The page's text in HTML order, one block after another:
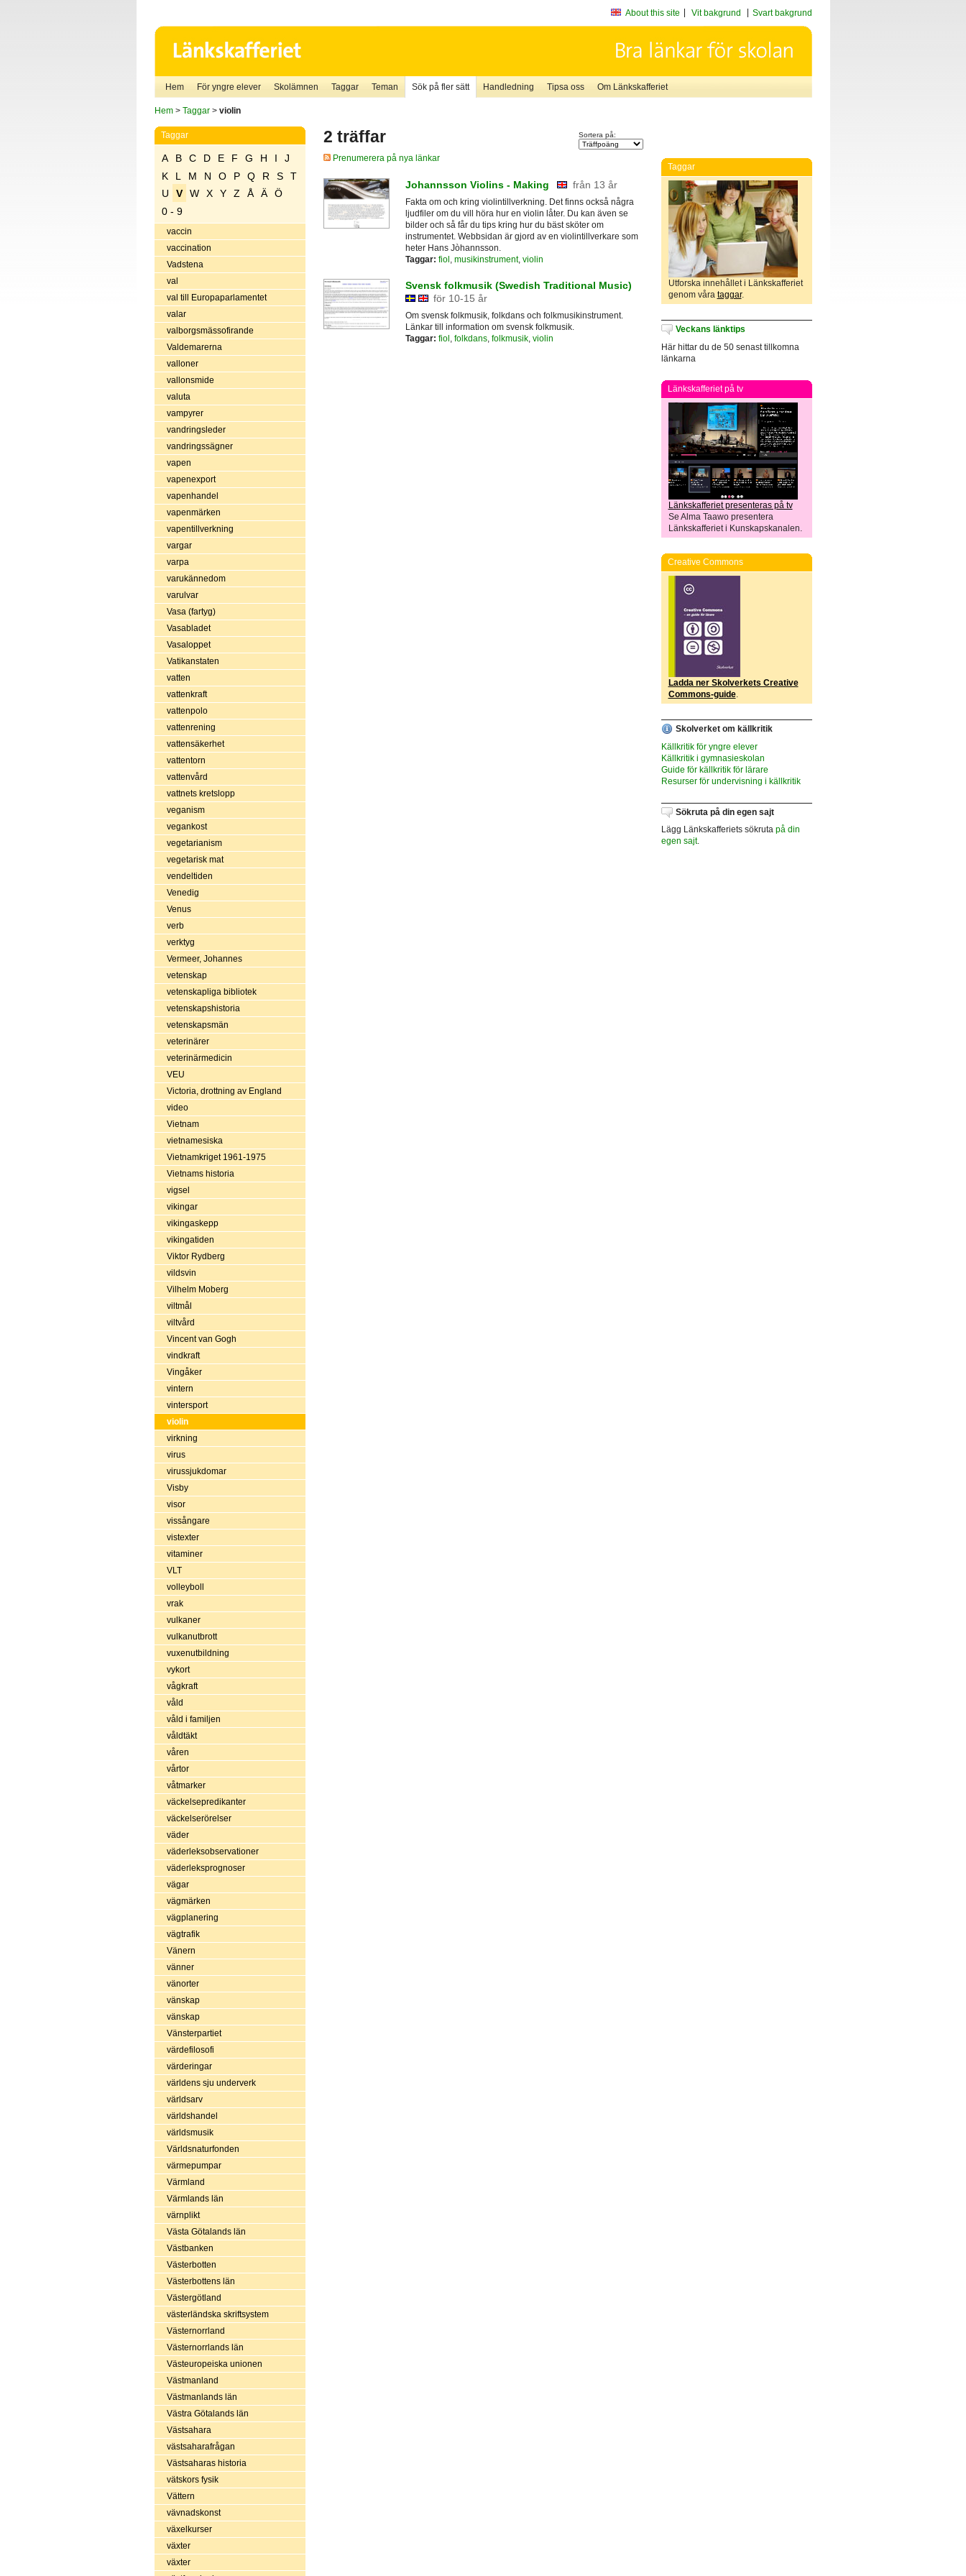
About this site Vit bakgrund Svart bakgrund
Hem För yngre elever Skolämnen Taggar Teman Sök på fler sätt Handledning Tipsa oss Om Länkskafferiet
Hem> Taggar> violin
Taggar
A B C D E F G H I
J
K
L M N O P Q R S
T
U
V W X Y Z Å Ä
Ö
0 - 9
vaccin
vaccination
Vadstena
val
val till Europaparlamentet
valar
valborgsmässofirande
Valdemarerna
valloner
vallonsmide
valuta
vampyrer
vandringsleder
vandringssägner
vapen
vapenexport
vapenhandel
vapenmärken
vapentillverkning
vargar
varpa
varukännedom
varulvar
Vasa (fartyg)
Vasabladet
Vasaloppet
Vatikanstaten
vatten
vattenkraft
vattenpolo
vattenrening
vattensäkerhet
vattentorn
vattenvård
vattnets kretslopp
veganism
vegankost
vegetarianism
vegetarisk mat
vendeltiden
Venedig
Venus
verb
verktyg
Vermeer, Johannes
vetenskap
vetenskapliga bibliotek
vetenskapshistoria
vetenskapsmän
veterinärer
veterinärmedicin
VEU
Victoria, drottning av England
video
Vietnam
vietnamesiska
Vietnamkriget 1961-1975
Vietnams historia
vigsel
vikingar
vikingaskepp
vikingatiden
Viktor Rydberg
vildsvin
Vilhelm Moberg
viltmål
viltvård
Vincent van Gogh
vindkraft
Vingåker
vintern
vintersport
violin
virkning
virus
virussjukdomar
Visby
visor
vissångare
vistexter
vitaminer
VLT
volleyboll
vrak
vulkaner
vulkanutbrott
vuxenutbildning
vykort
vågkraft
våld
våld i familjen
våldtäkt
våren
vårtor
våtmarker
väckelsepredikanter
väckelserörelser
väder
väderleksobservationer
väderleksprognoser
vägar
vägmärken
vägplanering
vägtrafik
Vänern
vänner
vänorter
vänskap
vänskap
Vänsterpartiet
värdefilosofi
värderingar
världens sju underverk
världsarv
världshandel
världsmusik
Världsnaturfonden
värmepumpar
Värmland
Värmlands län
värnplikt
Västa Götalands län
Västbanken
Västerbotten
Västerbottens län
Västergötland
västerländska skriftsystem
Västernorrland
Västernorrlands län
Västeuropeiska unionen
Västmanland
Västmanlands län
Västra Götalands län
Västsahara
västsaharafrågan
Västsaharas historia
vätskors fysik
Vättern
vävnadskonst
växelkurser
växter
växter
2 träffar Sortera på:
Prenumerera på nya länkar
Johannsson Violins - Making från 13 år
Fakta om och kring violintillverkning. Det finns också några
ljudfiler om du vill höra hur en violin låter. Du kan även se
bilder och så får du tips kring hur du bäst sköter om
instrumentet. Webbsidan är gjord av en violintillverkare som
heter Hans Jòhannsson.
Taggar: fiol musikinstrument, violin
Svensk folkmusik (Swedish Traditional Music)
för 10-15 år
Om svensk folkmusik, folkdans och folkmusikinstrument.
Länkar till information om svensk folkmusik.
Taggar: fiol , folkdans, folkmusik, violin
Taggar
Utforska innehållet i Länkskafferiet
genom våra taggar.
Veckans länktips
Här hittar du de 50 senast tillkomna
länkarna
Länkskafferiet på tv
Länkskafferiet presenteras på tv
Se Alma Taawo presentera
Länkskafferiet i Kunskapskanalen.
Creative Commons
Ladda ner Skolverkets Creative
Commons-guide.
Skolverket om källkritik
Källkritik för yngre elever
Källkritik i gymnasieskolan
Guide för källkritik för lärare
Resurser för undervisning i källkritik
Sökruta på din egen sajt
Lägg Länkskafferiets sökruta på din
egen sajt.